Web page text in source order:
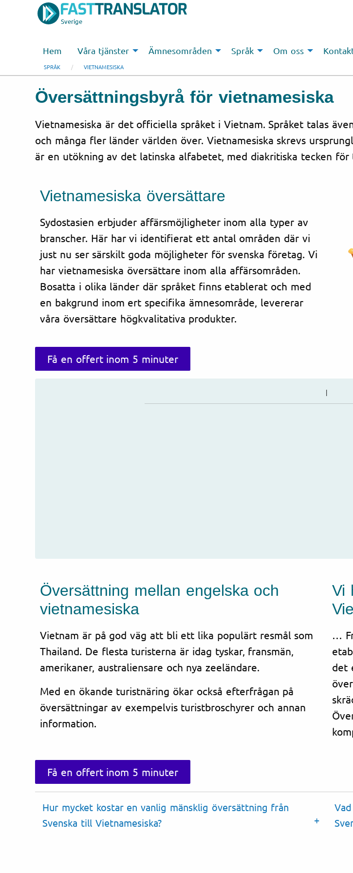
Sverige
Hem Våra tjänster Ämnesområden Språk Om oss
SPRÅK VIETNAMESISKA
Översättningsbyrå för vietnamesiska
Vietnamesiska är det officiella språket i Vietnam. Språket talas
och många fler länder världen över. Vietnamesiska skrevs
är en utökning av det latinska alfabetet, med diakritiska tecken för
Vietnamesiska översättare
Sydostasien erbjuder affärsmöjligheter inom alla typer av
branscher. Här har vi identifierat ett antal områden där vi
just nu ser särskilt goda möjligheter för svenska företag. Vi
har vietnamesiska översättare inom alla affärsområden.
Bosatta i olika länder där språket finns etablerat och med
en bakgrund inom ert specifika ämnesområde, levererar
våra översättare högkvalitativa produkter.
Få en offert inom 5 minuter
Översättning mellan engelskaoch
vietnamesiska
Vietnam är på god väg att bli ett lika populärt resmål som
Thailand. De flesta turisterna är idag tyskar, fransmän,
amerikaner, australiensare och nya zeeländare.
Med en ökande turistnäring ökar också efterfrågan på
översättningar av exempelvis turistbroschyrer och annan
information.
Vi
…
det
Få en offert inom 5 minuter
Hur mycket kostar en vanlig mänsklig översättning från
Svenska till Vietnamesiska?